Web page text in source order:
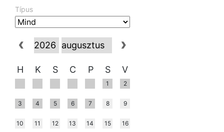
Típus
H K S C P S V
1 2
3 4 5 6 7 8 9
10 11 12 13 14 15 16